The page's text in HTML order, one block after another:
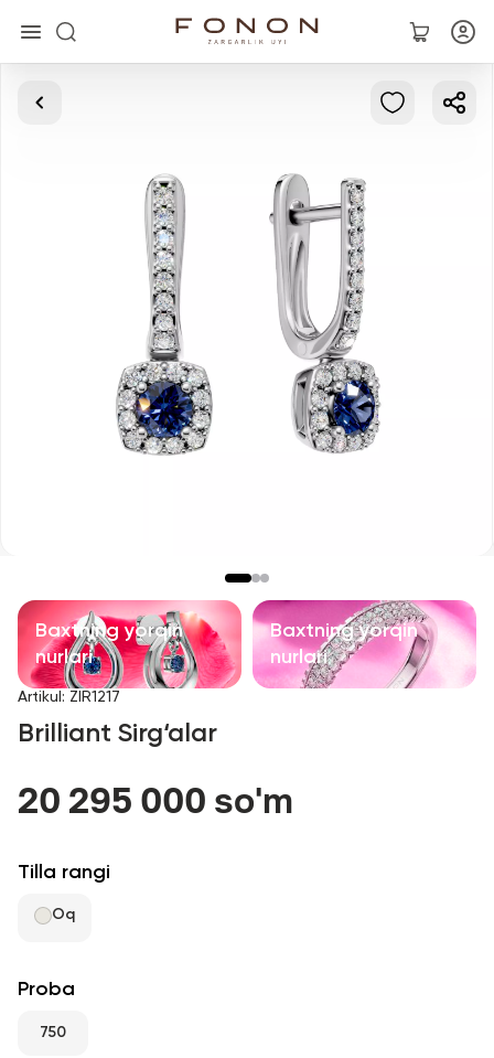
Asosiy
Aksessuarlar
Barcha
Biz haqimizda
Do'kon topish
Sevimli
+998 71 205 22 22
Baxtning yorqin
nurlari
Baxtning yorqin
nurlari
Artikul : ZIR1217
Brilliant Sirg‘alar
20 295 000 so'm
Tilla rangi
Oq
Proba
750